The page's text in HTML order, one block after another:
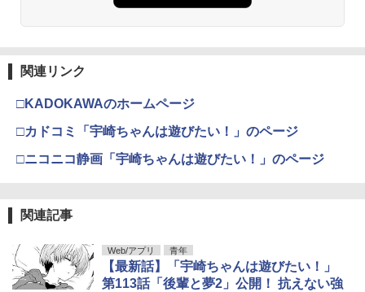
関連リンク
□KADOKAWAのホームページ
□カドコミ「宇崎ちゃんは遊びたい！」のページ
□ニコニコ静画「宇崎ちゃんは遊びたい！」のページ
関連記事
Web/アプリ 青年
【最新話】「宇崎ちゃんは遊びたい！」
第113話「後輩と夢2」公開！ 抗えない強